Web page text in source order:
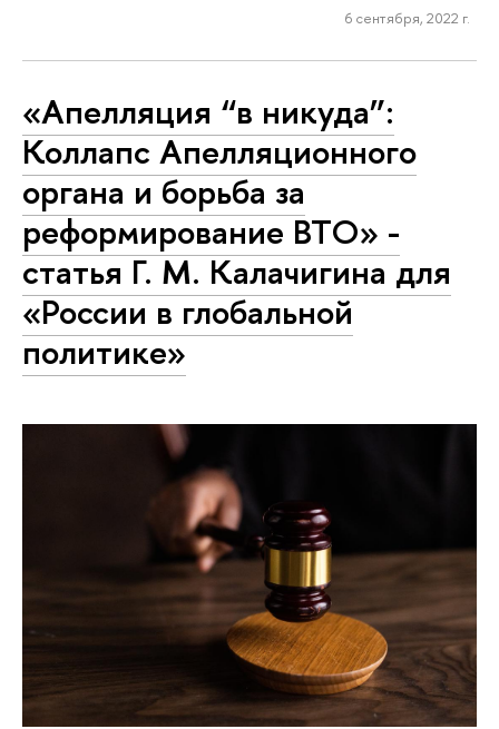
6 сентября, 2022 г.
«Апелляция “в никуда”:
Коллапс Апелляционного
органа и борьба за
реформирование ВТО» -
статья Г. М. Калачигина для
«России в глобальной
политике»